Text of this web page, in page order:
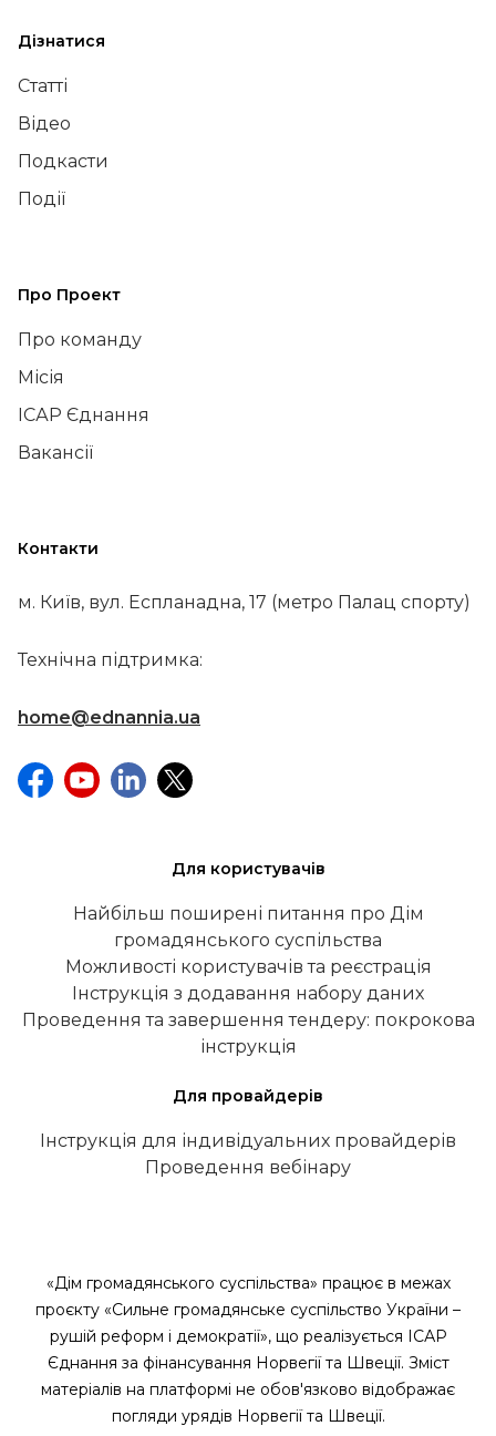
Дізнатися
Статті
Відео
Подкасти
Події
Про Проект
Про команду
Місія
ІСАР Єднання
Вакансії
Контакти
м. Київ, вул. Еспланадна, 17 (метро Палац спорту)
Технічна підтримка:
home@ednannia.ua
Для користувачів
Найбільш поширені питання про Дім
громадянського суспільства
Можливості користувачів та реєстрація
Інструкція з додавання набору даних
Проведення та завершення тендеру: покрокова
інструкція
Для провайдерів
Інструкція для індивідуальних провайдерів
Проведення вебінару
«Дім громадянського суспільства» працює в межах
проєкту «Сильне громадянське суспільство України –
рушій реформ і демократії», що реалізується ІСАР
Єднання за фінансування Норвегії та Швеції. Зміст
матеріалів на платформі не обов'язково відображає
погляди урядів Норвегії та Швеції.